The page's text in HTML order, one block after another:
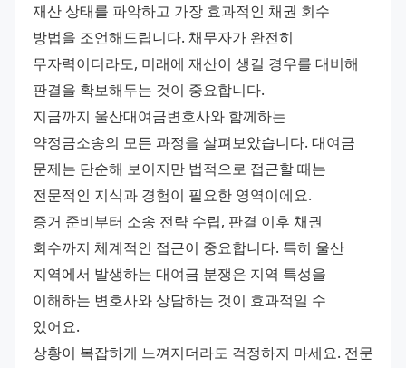
재산 상태를 파악하고 가장 효과적인 채권 회수
방법을 조언해드립니다. 채무자가 완전히
무자력이더라도, 미래에 재산이 생길 경우를 대비해
판결을 확보해두는 것이 중요합니다.
지금까지 울산대여금변호사와 함께하는
약정금소송의 모든 과정을 살펴보았습니다. 대여금
문제는 단순해 보이지만 법적으로 접근할 때는
전문적인 지식과 경험이 필요한 영역이에요.
증거 준비부터 소송 전략 수립, 판결 이후 채권
회수까지 체계적인 접근이 중요합니다. 특히 울산
지역에서 발생하는 대여금 분쟁은 지역 특성을
이해하는 변호사와 상담하는 것이 효과적일 수
있어요.
상황이 복잡하게 느껴지더라도 걱정하지 마세요. 전문